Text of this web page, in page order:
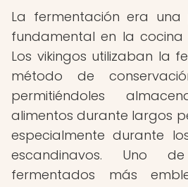
La fermentación era una
fundamental en la cocina
Los vikingos utilizaban la
método de
permitiéndoles
alimentos durante largos
especialmente durante
escandinavos. Uno
fermentados más